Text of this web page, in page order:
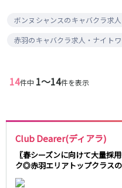
ボンヌシャンスのキャバクラ求
赤羽のキャバクラ求人・ナイト
14件中 1〜14件を表示
Club Dearer(ディアラ)
〖春シーズンに向けて大量採
ク◎赤羽エリアトップクラス
錦糸町・亀戸
吉祥寺
五反田
八王子
六本木
秋葉原
恵比寿
秋葉原駅
恵比寿駅
東新宿駅
東中野駅